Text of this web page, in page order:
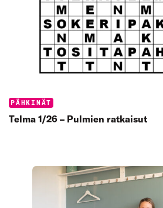
Categories:
PÄHKINÄT
Telma 1/26 – Pulmien ratkaisut